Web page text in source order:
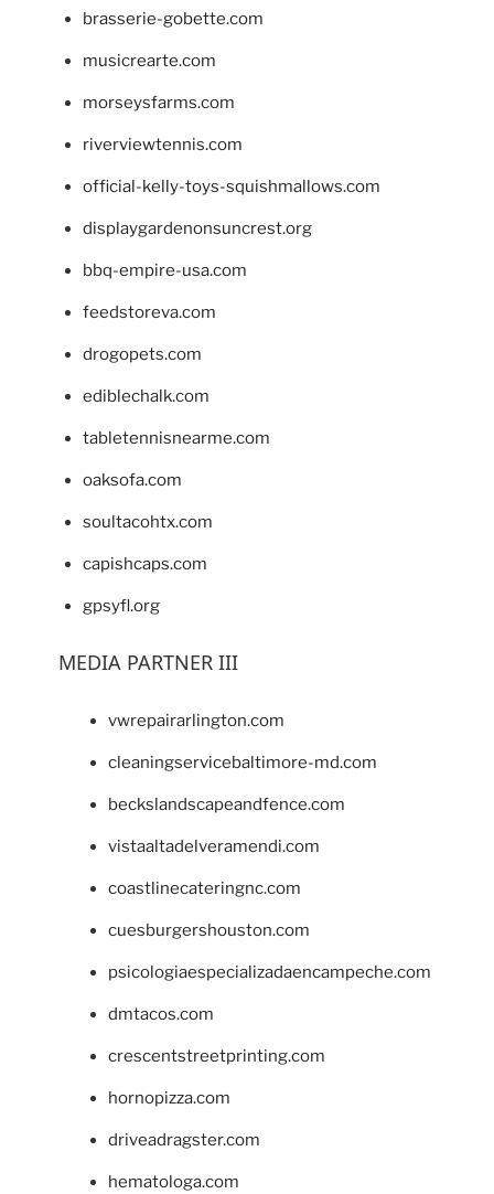
brasserie-gobette.com
musicrearte.com
morseysfarms.com
riverviewtennis.com
official-kelly-toys-squishmallows.com
displaygardenonsuncrest.org
bbq-empire-usa.com
feedstoreva.com
drogopets.com
ediblechalk.com
tabletennisnearme.com
oaksofa.com
soultacohtx.com
capishcaps.com
gpsyfl.org
MEDIA PARTNER III
vwrepairarlington.com
cleaningservicebaltimore-md.com
beckslandscapeandfence.com
vistaaltadelveramendi.com
coastlinecateringnc.com
cuesburgershouston.com
psicologiaespecializadaencampeche.com
dmtacos.com
crescentstreetprinting.com
hornopizza.com
driveadragster.com
hematologa.com